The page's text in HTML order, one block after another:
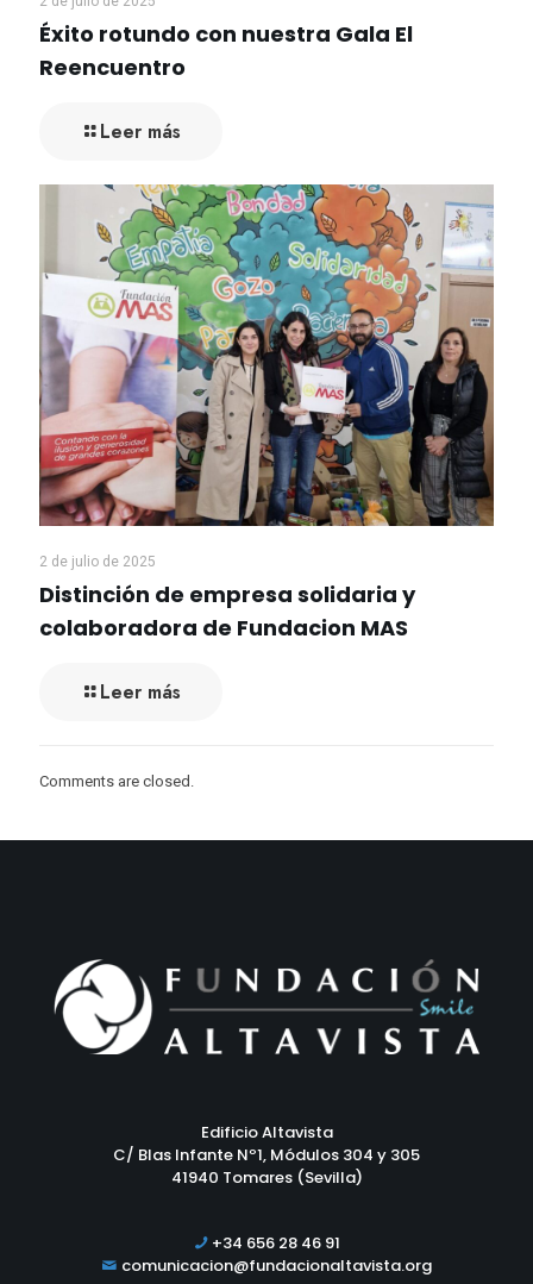
Éxito rotundo con nuestra Gala El
Reencuentro
Leer más
2 de julio de 2025
Distinción de empresa solidaria y
colaboradora de Fundacion MAS
Leer más
Comments are closed.
Edificio Altavista
C/ Blas Infante Nº1, Módulos 304 y 305
41940 Tomares (Sevilla)
+34 656 28 46 91
comunicacion@fundacionaltavista.org